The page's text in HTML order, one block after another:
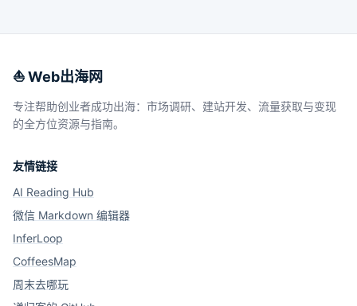
⛵️ Web出海网
专注帮助创业者成功出海：市场调研、建站开发、流量获取与变现
的全方位资源与指南。
友情链接
AI Reading Hub
微信 Markdown 编辑器
InferLoop
CoffeesMap
周末去哪玩